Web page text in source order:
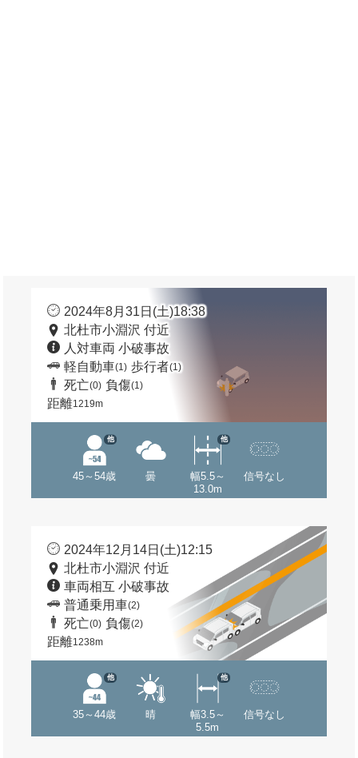
2024年8月31日(土)18:38
北杜市小淵沢 付近
人対車両 小破事故
軽自動車(1) 歩行者(1)
死亡(0) 負傷(1)
距離1219m
45～54歳
他
曇
幅5.5～
13.0m
他
信号なし
2024年12月14日(土)12:15
北杜市小淵沢 付近
車両相互 小破事故
普通乗用車(2)
死亡(0) 負傷(2)
距離1238m
35～44歳
他
晴
幅3.5～
5.5m
他
信号なし